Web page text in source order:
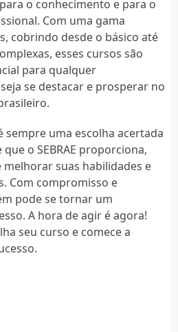
o conhecimento e para o
Com uma gama
cobrindo desde o básico até
esses cursos são
para qualquer
se destacar e prosperar no
sempre uma escolha acertada
o SEBRAE proporciona,
suas habilidades e
Com compromisso e
pode se tornar um
A hora de agir é agora!
seu curso e comece a